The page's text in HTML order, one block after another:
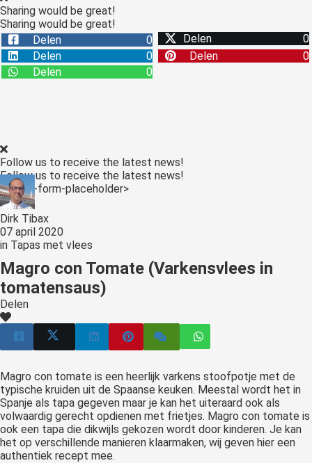
Sharing would be great!
Sharing would be great!
Delen
0 Delen
0
Delen
0 Delen
0
Delen
0
Follow us to receive the latest news!
Follow us to receive the latest news!
<:optin-form-placeholder>
Dirk Tibax
07 april 2020
in Tapas met vlees
Magro con Tomate (Varkensvlees in
tomatensaus)
Delen
Magro con tomate is een heerlijk varkens stoofpotje met de
typische kruiden uit de Spaanse keuken. Meestal wordt het in
Spanje als tapa gegeven maar je kan het uiteraard ook als
volwaardig gerecht opdienen met frietjes. Magro con tomate is
ook een tapa die dikwijls gekozen wordt door kinderen. Je kan
het op verschillende manieren klaarmaken, wij geven hier een
authentiek recept mee.